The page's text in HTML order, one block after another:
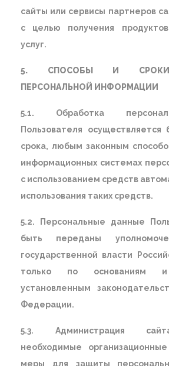
сайты или сервисы партнеров
с целью получения
услуг.
5. СПОСОБЫ И СРОКИ
ПЕРСОНАЛЬНОЙ ИНФОРМАЦИИ
5.1. Обработка
Пользователя осуществляется
срока, любым законным
информационных системах
с использованием средств
использования таких средств.
5.2. Персональные данные
быть переданы
государственной власти
только по основаниям
установленным
Федерации.
5.3. Администрация
необходимые
меры для защиты